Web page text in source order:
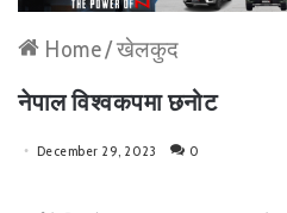
Home/खेलकुद
नेपाल विश्वकपमा छनोट
December 29, 2023 0